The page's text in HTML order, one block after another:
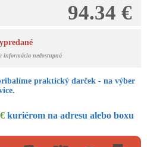
94.34 €
informácia nedostupná
praktický darček - na výber
kuriérom na adresu alebo boxu